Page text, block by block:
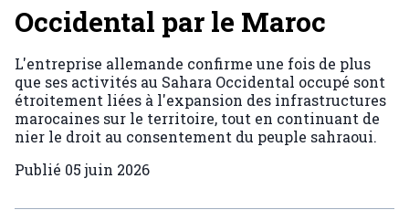
Occidental par le Maroc
L'entreprise allemande confirme une fois de plus
que ses activités au Sahara Occidental occupé sont
étroitement liées à l'expansion des infrastructures
marocaines sur le territoire, tout en continuant de
nier le droit au consentement du peuple sahraoui.
Publié 05 juin 2026